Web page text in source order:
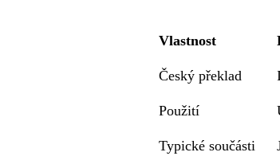
Vlastnost
Český překlad
Použití
Typické součásti